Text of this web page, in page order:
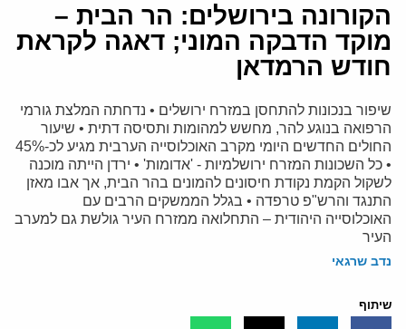
הקורונה בירושלים: הר הבית –
מוקד הדבקה המוני; דאגה לקראת
חודש הרמדאן
שיפור בנכונות להתחסן במזרח ירושלים • נדחתה המלצת גורמי
הרפואה בנוגע להר, מחשש למהומות ותסיסה דתית • שיעור
החולים החדשים היומי מקרב האוכלוסייה הערבית מגיע לכ-45%
• כל השכונות המזרח ירושלמיות - 'אדומות' • ירדן הייתה מוכנה
לשקול הקמת נקודת חיסונים להמונים בהר הבית, אך אבו מאזן
התנגד והרש"פ טרפדה • בגלל הממשקים הרבים עם
האוכלוסייה היהודית – התחלואה ממזרח העיר גולשת גם למערב
העיר
נדב שרגאי
שיתוף